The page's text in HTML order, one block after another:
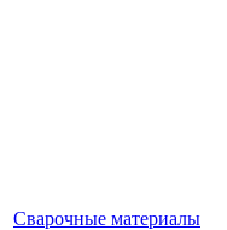
Сварочные материалы